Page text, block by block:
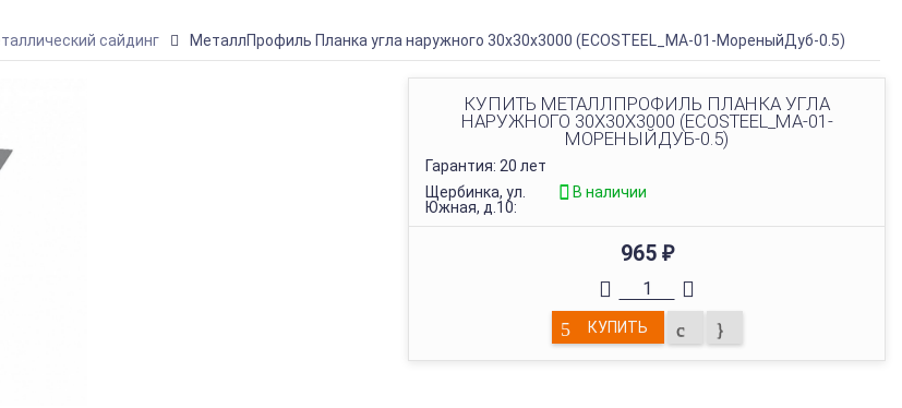
сайдинг МеталлПрофиль Планка угла наружного 30х30х3000 (ECOSTEEL_MA-01-МореныйДуб-0.5)
КУПИТЬ МЕТАЛЛПРОФИЛЬ ПЛАНКА УГЛА
НАРУЖНОГО 30Х30Х3000 (ECOSTEEL_MA-01-
МОРЕНЫЙДУБ-0.5)
Гарантия: 20 лет
Щербинка, ул.
Южная, д.10:
В наличии
965 ₽
КУПИТЬ